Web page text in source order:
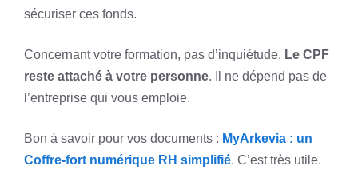
sécuriser ces fonds.
Concernant votre formation, pas d’inquiétude. Le CPF
reste attaché à votre personne. Il ne dépend pas de
l’entreprise qui vous emploie.
Bon à savoir pour vos documents : MyArkevia : un
Coffre-fort numérique RH simplifié. C’est très utile.